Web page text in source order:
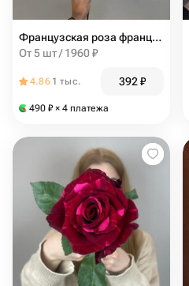
Французская роза французская
От 5 шт / 1960 ₽
4.86 1 тыс. 392₽
490 ₽ × 4 платежа